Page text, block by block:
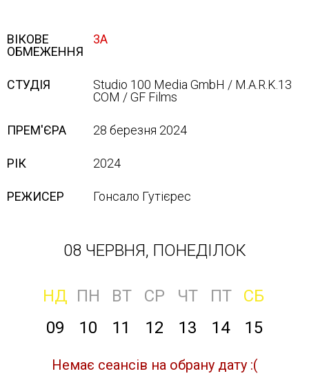
ВІКОВЕ
ОБМЕЖЕННЯ
3А
СТУДІЯ
Studio 100 Media GmbH / M.A.R.K.13
COM / GF Films
ПРЕМ'ЄРА 28 березня 2024
РІК 2024
РЕЖИСЕР Гонсало Гутієрес
08 ЧЕРВНЯ, ПОНЕДІЛОК
НД ПН ВТ СР ЧТ ПТ
СБ
09
10 11 12 13 14 15
Немає сеансів на обрану дату :(